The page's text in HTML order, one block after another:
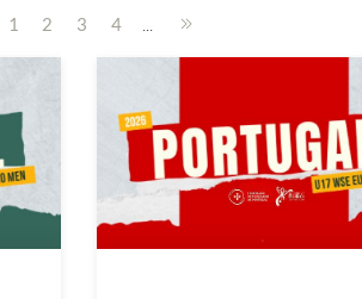
1 2 3 4 ...